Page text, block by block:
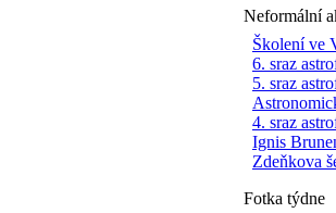
Neformální
Školení ve
6. sraz
5. sraz
4. sraz
Ignis
Zdeňkova
Fotka týdne